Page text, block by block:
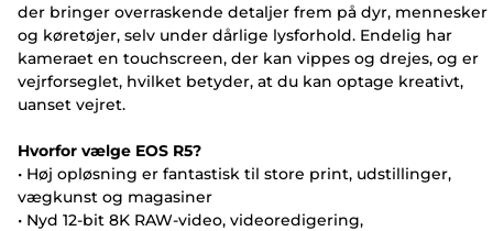
der bringer overraskende detaljer frem på dyr, mennesker
og køretøjer, selv under dårlige lysforhold. Endelig har
kameraet en touchscreen, der kan vippes og drejes, og er
vejrforseglet, hvilket betyder, at du kan optage kreativt,
uanset vejret.
Hvorfor vælge EOS R5?
• Høj opløsning er fantastisk til store print, udstillinger,
vægkunst og magasiner
• Nyd 12-bit 8K RAW-video, videoredigering,